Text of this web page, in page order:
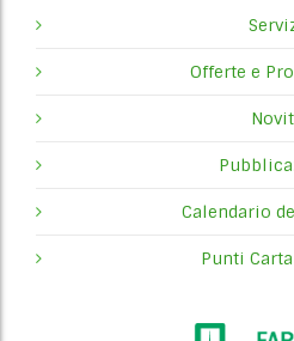
Offerte e
Calendario
Punti